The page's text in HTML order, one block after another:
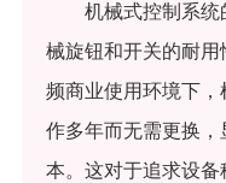
机械式控制系
械旋钮和开关的耐
频商业使用环境下
作多年而无需更换
本。这对于追求设